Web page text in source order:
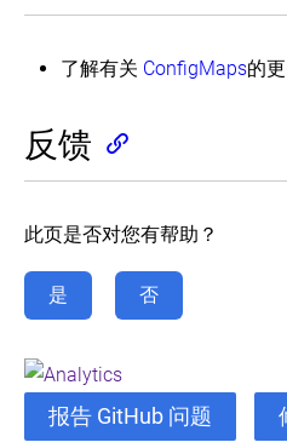
了解有关 ConfigMaps的
反馈
此页是否对您有帮助？
是 否
报告 GitHub 问题